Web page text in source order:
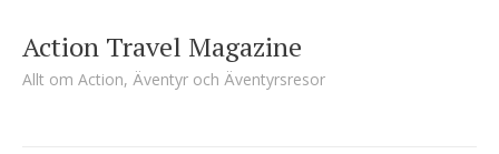
Action Travel Magazine
Allt om Action, Äventyr och Äventyrsresor